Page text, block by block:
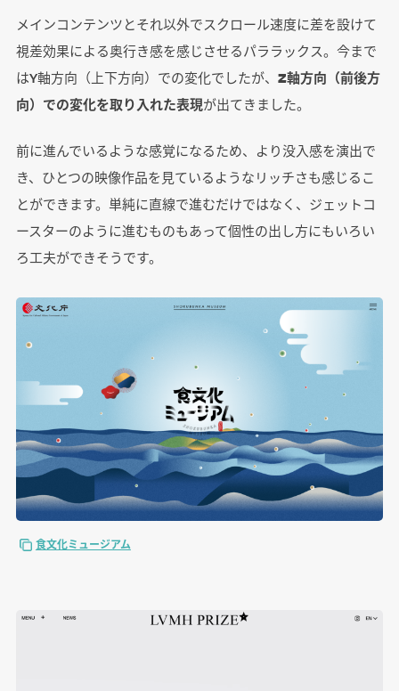
メインコンテンツとそれ以外でスクロール速度に差を設けて
視差効果による奥行き感を感じさせるパララックス。今まで
はY軸方向（上下方向）での変化でしたが、 Z軸方向（前後方
向）での変化を取り入れた表現が出てきました。
前に進んでいるような感覚になるため、より没入感を演出で
き、ひとつの映像作品を見ているようなリッチさも感じるこ
とができます。単純に直線で進むだけではなく、ジェットコ
ースターのように進むものもあって個性の出し方にもいろい
ろ工夫ができそうです。
食文化ミュージアム